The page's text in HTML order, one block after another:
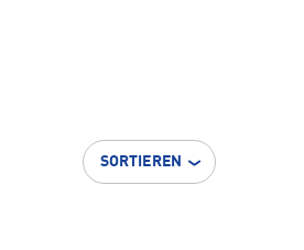
SORTIEREN